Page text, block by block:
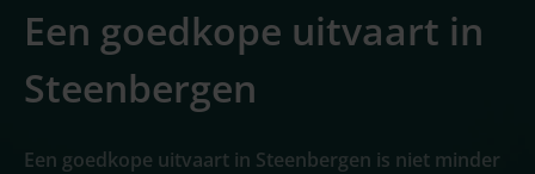
Een goedkope uitvaart in
Steenbergen
Een goedkope uitvaart in Steenbergen is niet minder